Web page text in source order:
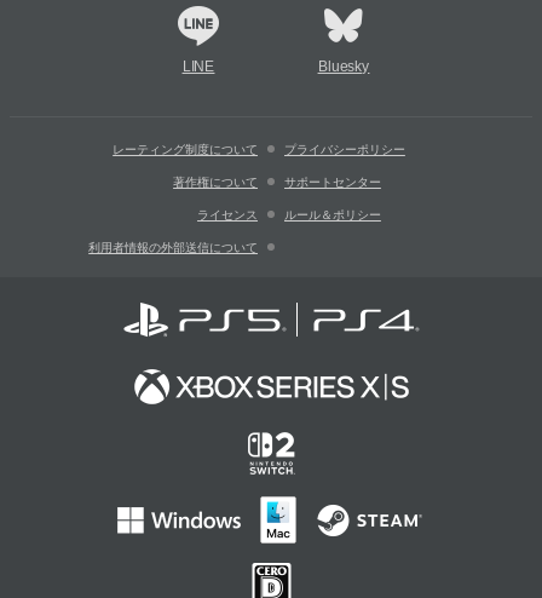
LINE Bluesky
レーティング制度について プライバシーポリシー
著作権について サポートセンター
ライセンス ルール＆ポリシー
利用者情報の外部送信について